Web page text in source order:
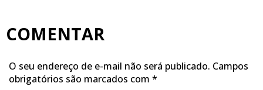
COMENTAR
O seu endereço de e-mail não será publicado. Campos
obrigatórios são marcados com *